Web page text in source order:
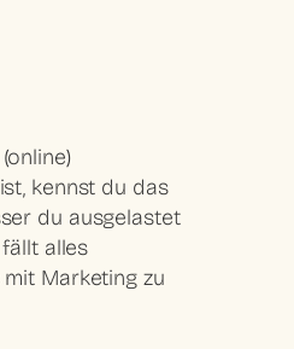
kennst du das
du ausgelastet
alles
Marketing zu